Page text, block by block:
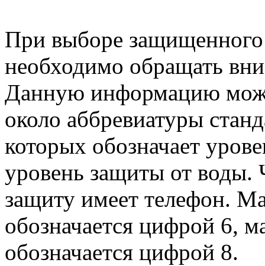
При выборе защищенного
необходимо обращать
Данную информацию
около аббревиатуры
которых обозначает
уровень защиты от
защиту имеет телефон.
обозначается цифрой 6,
обозначается цифрой 8.